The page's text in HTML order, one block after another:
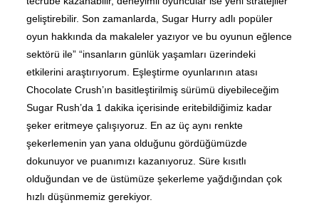
geliştirebilir. Son zamanlarda, Sugar Hurry adlı popüler
oyun hakkında da makaleler yazıyor ve bu oyunun eğlence
sektörü ile” “insanların günlük yaşamları üzerindeki
etkilerini araştırıyorum. Eşleştirme oyunlarının atası
Chocolate Crush’ın basitleştirilmiş sürümü diyebileceğim
Sugar Rush’da 1 dakika içerisinde eritebildiğimiz kadar
şeker eritmeye çalışıyoruz. En az üç aynı renkte
şekerlemenin yan yana olduğunu gördüğümüzde
dokunuyor ve puanımızı kazanıyoruz. Süre kısıtlı
olduğundan ve de üstümüze şekerleme yağdığından çok
hızlı düşünmemiz gerekiyor.